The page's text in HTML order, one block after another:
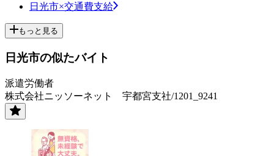
日光市×交通費支給
もっと見る
日光市の似たバイト
派遣労働者
株式会社ニッソーネット 宇都宮支社/1201_9241